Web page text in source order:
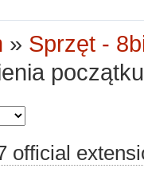
» Sprzęt -
official